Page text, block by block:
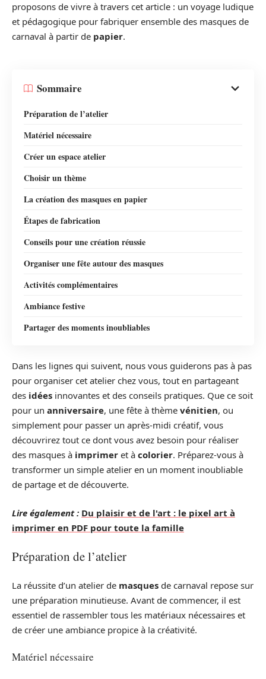
proposons de vivre à travers cet article : un voyage ludique
et pédagogique pour fabriquer ensemble des masques de
carnaval à partir de papier.
Sommaire
Préparation de l’atelier
Matériel nécessaire
Créer un espace atelier
Choisir un thème
La création des masques en papier
Étapes de fabrication
Conseils pour une création réussie
Organiser une fête autour des masques
Activités complémentaires
Ambiance festive
Partager des moments inoubliables
Dans les lignes qui suivent, nous vous guiderons pas à pas
pour organiser cet atelier chez vous, tout en partageant
des idées innovantes et des conseils pratiques. Que ce soit
pour un anniversaire, une fête à thème vénitien, ou
simplement pour passer un après-midi créatif, vous
découvrirez tout ce dont vous avez besoin pour réaliser
des masques à imprimer et à colorier. Préparez-vous à
transformer un simple atelier en un moment inoubliable
de partage et de découverte.
Lire également : Du plaisir et de l'art : le pixel art à
imprimer en PDF pour toute la famille
Préparation de l’atelier
La réussite d’un atelier de masques de carnaval repose sur
une préparation minutieuse. Avant de commencer, il est
essentiel de rassembler tous les matériaux nécessaires et
de créer une ambiance propice à la créativité.
Matériel nécessaire